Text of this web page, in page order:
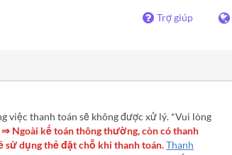
Trợ giúp
việc thanh toán sẽ không được xử lý. *Vui lòng
⇒ Ngoài kế toán thông thường, còn có thanh
sử dụng thẻ đặt chỗ khi thanh toán.Thanh